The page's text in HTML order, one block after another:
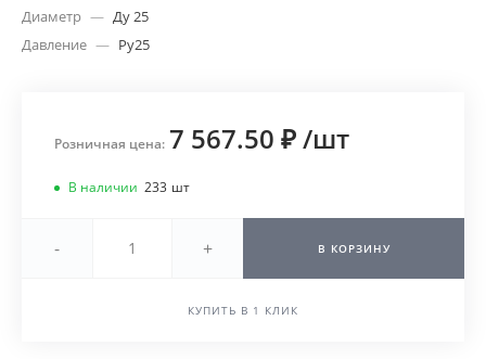
Диаметр — Ду 25
Давление — Ру25
Розничная цена: 7 567.50 ₽/шт
В наличии 233 шт
- + В КОРЗИНУ
КУПИТЬ В 1 КЛИК